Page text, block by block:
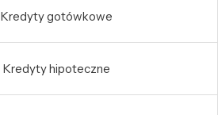
Kredyty gotówkowe
Kredyty hipoteczne